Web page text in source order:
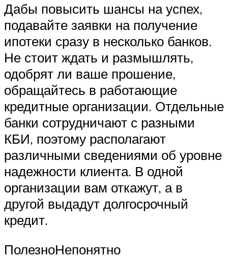
Дабы повысить шансы на успех,
подавайте заявки на получение
ипотеки сразу в несколько банков.
Не стоит ждать и размышлять,
одобрят ли ваше прошение,
обращайтесь в работающие
кредитные организации. Отдельные
банки сотрудничают с разными
КБИ, поэтому располагают
различными сведениями об уровне
надежности клиента. В одной
организации вам откажут, а в
другой выдадут долгосрочный
кредит.
ПолезноНепонятно